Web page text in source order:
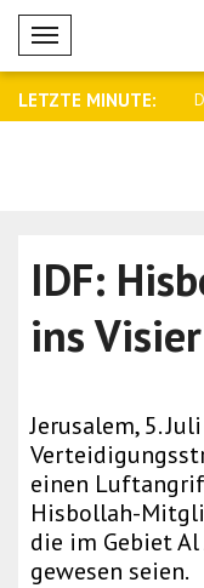
Mobil Menü
LETZTE MINUTE:
sinnlosen Gewalt gegen
IDF:
ins
Jerusalem, 5.
einen
Hisbollah-
die im Gebiet
gewesen seien.